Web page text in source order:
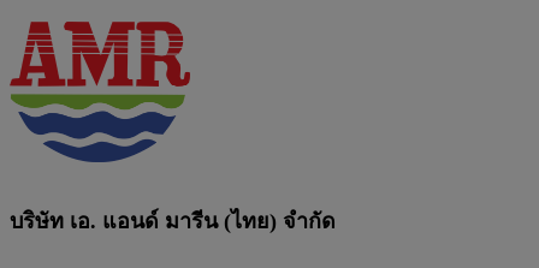
บริษัท เอ. แอนด์ มารีน (ไทย) จำกัด